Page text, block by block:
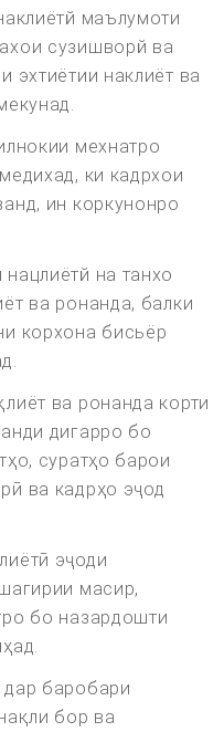
маълумоти
сузишворй ва
эхтиётии наклиёт ва
мехнатро
ки кадрхои
ин коркунонро
на танхо
ва ронанда, балки
корхона бисьёр
ва ронанда корти
дигарро бо
суратҳо барои
ва кадрҳо эҷод
эҷоди
масир,
бо назардошти
баробари
бор ва